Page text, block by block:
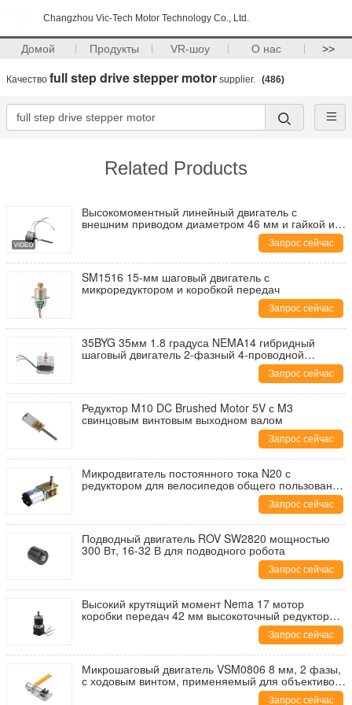
Changzhou Vic-Tech Motor Technology Co., Ltd.
Домой Продукты VR-шоу О нас >>
Качество full step drive stepper motor supplier. (486)
Related Products
Высокомоментный линейный двигатель с
внешним приводом диаметром 46 мм и гайкой из
ПОМ, линейный двигатель 24 В постоянного тока
Запрос сейчас
SM1516 15-мм шаговый двигатель с
микроредуктором и коробкой передач
Запрос сейчас
35BYG 35мм 1.8 градуса NEMA14 гибридный
шаговый двигатель 2-фазный 4-проводной
Запрос сейчас
Редуктор M10 DC Brushed Motor 5V с M3
свинцовым винтовым выходном валом
Запрос сейчас
Микродвигатель постоянного тока N20 с
редуктором для велосипедов общего пользования
Запрос сейчас
Подводный двигатель ROV SW2820 мощностью
300 Вт, 16-32 В для подводного робота
Запрос сейчас
Высокий крутящий момент Nema 17 мотор
коробки передач 42 мм высокоточный редуктор
коробки передач шаговый мотор для 3D-принтера
Запрос сейчас
Микрошаговый двигатель VSM0806 8 мм, 2 фазы,
с ходовым винтом, применяемый для объективов
Запрос сейчас